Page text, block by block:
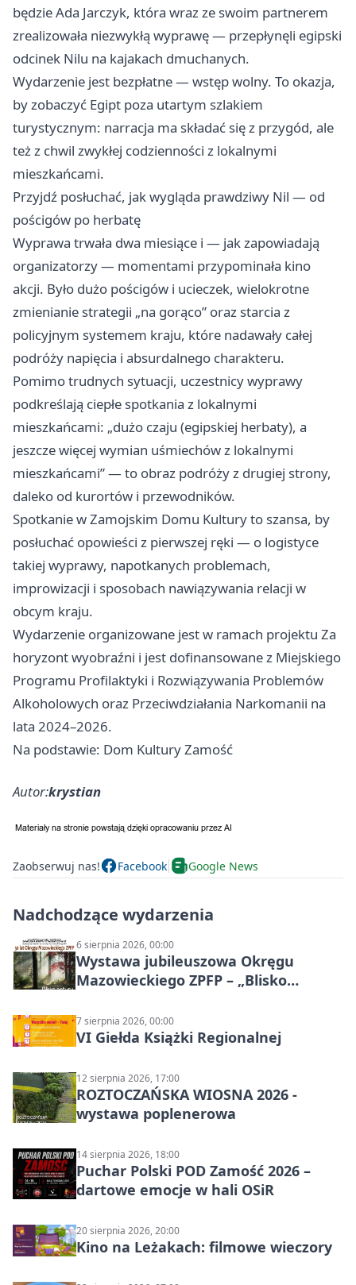
będzie Ada Jarczyk, która wraz ze swoim partnerem
zrealizowała niezwykłą wyprawę — przepłynęli egipski
odcinek Nilu na kajakach dmuchanych.
Wydarzenie jest bezpłatne — wstęp wolny. To okazja,
by zobaczyć Egipt poza utartym szlakiem
turystycznym: narracja ma składać się z przygód, ale
też z chwil zwykłej codzienności z lokalnymi
mieszkańcami.
Przyjdź posłuchać, jak wygląda prawdziwy Nil — od
pościgów po herbatę
Wyprawa trwała dwa miesiące i — jak zapowiadają
organizatorzy — momentami przypominała kino
akcji. Było dużo pościgów i ucieczek, wielokrotne
zmienianie strategii „na gorąco” oraz starcia z
policyjnym systemem kraju, które nadawały całej
podróży napięcia i absurdalnego charakteru.
Pomimo trudnych sytuacji, uczestnicy wyprawy
podkreślają ciepłe spotkania z lokalnymi
mieszkańcami: „dużo czaju (egipskiej herbaty), a
jeszcze więcej wymian uśmiechów z lokalnymi
mieszkańcami” — to obraz podróży z drugiej strony,
daleko od kurortów i przewodników.
Spotkanie w Zamojskim Domu Kultury to szansa, by
posłuchać opowieści z pierwszej ręki — o logistyce
takiej wyprawy, napotkanych problemach,
improwizacji i sposobach nawiązywania relacji w
obcym kraju.
Wydarzenie organizowane jest w ramach projektu Za
horyzont wyobraźni i jest dofinansowane z Miejskiego
Programu Profilaktyki i Rozwiązywania Problemów
Alkoholowych oraz Przeciwdziałania Narkomanii na
lata 2024–2026.
Na podstawie: Dom Kultury Zamość
Autor:krystian
Zaobserwuj nas! Facebook Google News
Nadchodzące wydarzenia
6 sierpnia 2026, 00:00
Wystawa jubileuszowa Okręgu
Mazowieckiego ZPFP – „Blisko
7 sierpnia 2026, 00:00
VI Giełda Książki Regionalnej
12 sierpnia 2026, 17:00
ROZTOCZAŃSKA WIOSNA 2026 -
wystawa poplenerowa
14 sierpnia 2026, 18:00
Puchar Polski POD Zamość 2026 –
dartowe emocje w hali OSiR
20 sierpnia 2026, 20:00
Kino na Leżakach: filmowe wieczory